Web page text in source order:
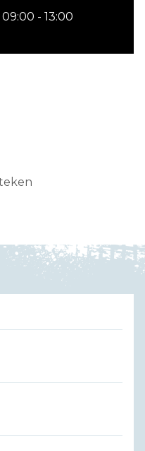
- 13:00